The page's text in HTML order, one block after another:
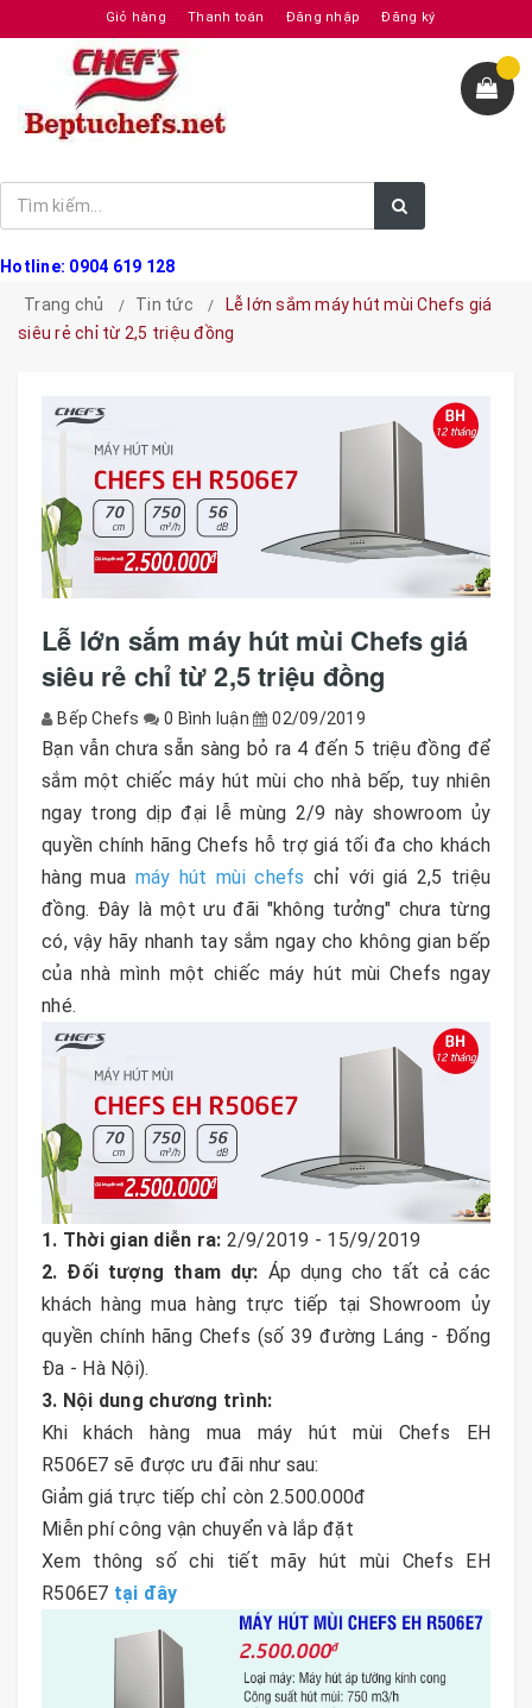
Giỏ hàng Thanh toán Đăng nhập Đăng ký
Hotline: 0904 619 128
Trang chủ
Tin tức
Lễ lớn sắm máy hút mùi Chefs giá
siêu rẻ chỉ từ 2,5 triệu đồng
Lễ lớn sắm máy hút mùi Chefs giá
siêu rẻ chỉ từ 2,5 triệu đồng
Bếp Chefs 0 Bình luận 02/09/2019
Bạn vẫn chưa sẵn sàng bỏ ra 4 đến 5 triệu đồng để
sắm một chiếc máy hút mùi cho nhà bếp, tuy nhiên
ngay trong dịp đại lễ mùng 2/9 này showroom ủy
quyền chính hãng Chefs hỗ trợ giá tối đa cho khách
hàng mua máy hút mùi chefs chỉ với giá 2,5 triệu
đồng. Đây là một ưu đãi "không tưởng" chưa từng
có, vậy hãy nhanh tay sắm ngay cho không gian bếp
của nhà mình một chiếc máy hút mùi Chefs ngay
nhé.
1. Thời gian diễn ra: 2/9/2019 - 15/9/2019
2. Đối tượng tham dự: Áp dụng cho tất cả các
khách hàng mua hàng trực tiếp tại Showroom ủy
quyền chính hãng Chefs (số 39 đường Láng - Đống
Đa - Hà Nội).
3. Nội dung chương trình:
Khi khách hàng mua máy hút mùi Chefs EH
R506E7 sẽ được ưu đãi như sau:
Giảm giá trực tiếp chỉ còn 2.500.000đ
Miễn phí công vận chuyển và lắp đặt
Xem thông số chi tiết mãy hút mùi Chefs EH
R506E7 tại đây